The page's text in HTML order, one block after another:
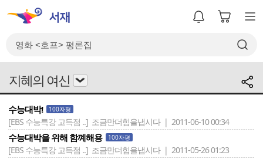
지혜의 여신
수능대박! 100자평
[EBS 수능특강 고득점 ..] 조금만더힘을냅시다 | 2011-06-10 00:34
수능대박을 위해 함꼐해용 100자평
[EBS 수능특강 고득점 ..] 조금만더힘을냅시다 | 2011-05-26 01:23